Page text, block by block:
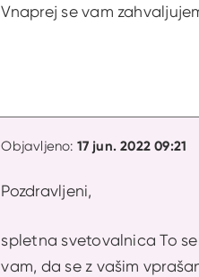
Vnaprej se vam
Objavljeno: 17 jun. 2022 09:21
Pozdravljeni,
spletna svetovalnica To
vam, da se z vašim